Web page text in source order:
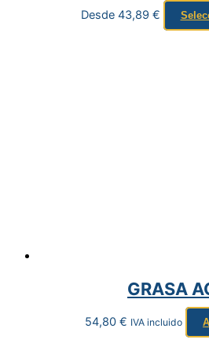
Desde 43,89 €
GRASA
54,80 € IVA incluido